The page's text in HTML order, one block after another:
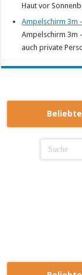
Haut vor
Ampelschirm 3m
Ampelschirm 3m
auch private